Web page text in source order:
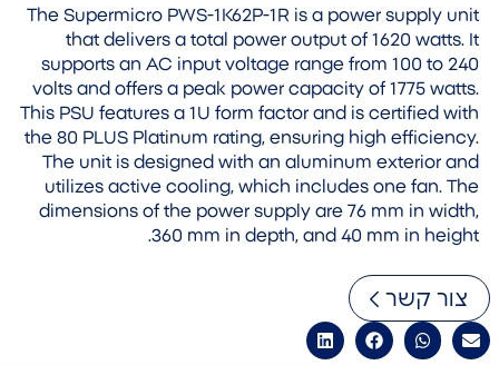
The Supermicro PWS-1K62P-1R is a power supply unit
that delivers a total power output of 1620 watts. It
supports an AC input voltage range from 100 to 240
volts and offers a peak power capacity of 1775 watts.
This PSU features a 1U form factor and is certified with
the 80 PLUS Platinum rating, ensuring high efficiency.
The unit is designed with an aluminum exterior and
utilizes active cooling, which includes one fan. The
dimensions of the power supply are 76 mm in width,
360 mm in depth, and 40 mm in height.
צור קשר